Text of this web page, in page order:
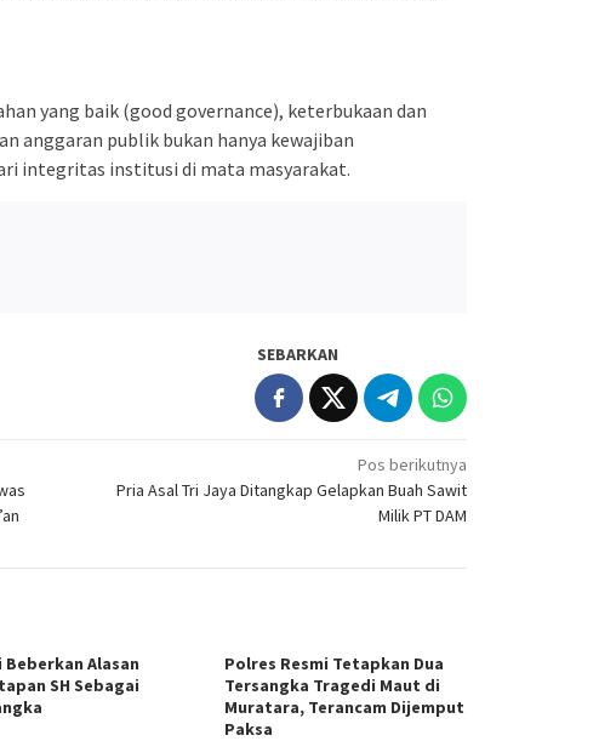
yang baik (good governance), keterbukaan dan
anggaran publik bukan hanya kewajiban
integritas institusi di mata masyarakat.
SEBARKAN
Pos berikutnya
Pria Asal Tri Jaya Ditangkap Gelapkan Buah Sawit
Milik PT DAM
Beberkan Alasan
SH Sebagai
Polres Resmi Tetapkan Dua
Tersangka Tragedi Maut di
Muratara, Terancam Dijemput
Paksa